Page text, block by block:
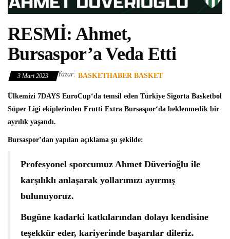
RESMİ: Ahmet,
Bursaspor’a Veda Etti
3 Mart 2023 Yazar: BASKETHABER BASKET
Ülkemizi 7DAYS EuroCup‘da temsil eden Türkiye Sigorta Basketbol
Süper Ligi ekiplerinden Frutti Extra Bursaspor‘da beklenmedik bir
ayrılık yaşandı.
Bursaspor’dan yapılan açıklama şu şekilde:
Profesyonel sporcumuz Ahmet Düverioğlu ile
karşılıklı anlaşarak yollarımızı ayırmış
bulunuyoruz.
Bugüne kadarki katkılarından dolayı kendisine
teşekkür eder, kariyerinde başarılar dileriz.